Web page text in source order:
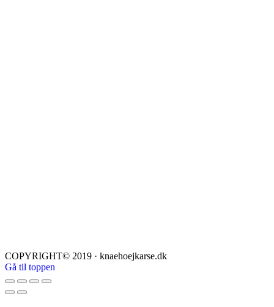
COPYRIGHT© 2019 · knaehoejkarse.dk
Gå til toppen